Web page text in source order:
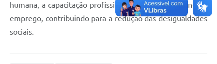
humana, a capacitação profissional, a geração de renda e
emprego, contribuindo para a redução das desigualdades
sociais.